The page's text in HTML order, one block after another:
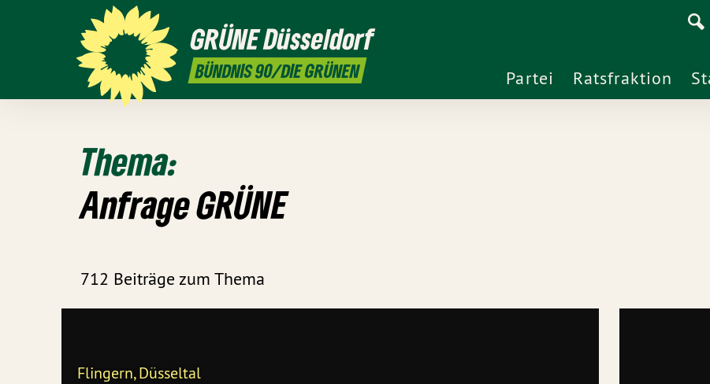
GRÜNEDüsseldorf
BÜNDNIS 90/DIE GRÜNEN Partei Ratsfraktion
Thema:
Anfrage GRÜNE
712 Beiträge zum Thema
Flingern, Düsseltal